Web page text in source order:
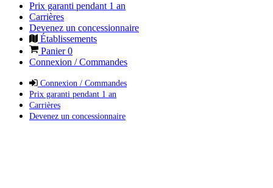
Prix garanti pendant 1 an
Carrières
Devenez un concessionnaire
Établissements
Panier0
Connexion / Commandes
Connexion / Commandes
Prix garanti pendant 1 an
Carrières
Devenez un concessionnaire